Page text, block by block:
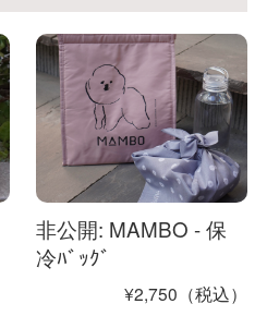
非公開: MAMBO - 保
冷ﾊﾞｯｸﾞ
¥2,750（税込）